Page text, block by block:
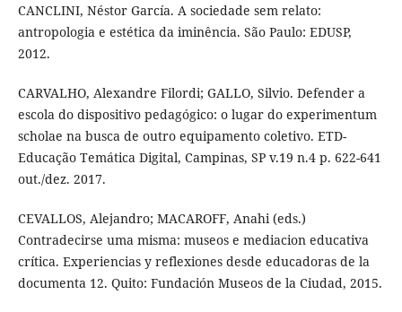
CANCLINI, Néstor García. A sociedade sem relato:
antropologia e estética da iminência. São Paulo: EDUSP,
2012.
CARVALHO, Alexandre Filordi; GALLO, Silvio. Defender a
escola do dispositivo pedagógico: o lugar do experimentum
scholae na busca de outro equipamento coletivo. ETD-
Educação Temática Digital, Campinas, SP v.19 n.4 p. 622-641
out./dez. 2017.
CEVALLOS, Alejandro; MACAROFF, Anahi (eds.)
Contradecirse uma misma: museos e mediacion educativa
crítica. Experiencias y reflexiones desde educadoras de la
documenta 12. Quito: Fundación Museos de la Ciudad, 2015.